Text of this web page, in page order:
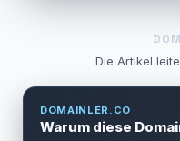
Die Artikel
DOMAINLER.CO
Warum diese